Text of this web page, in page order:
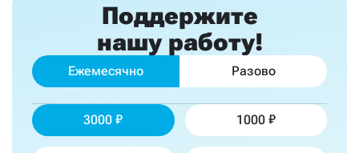
Поддержите
нашу работу!
Ежемесячно Разово
3000 1000